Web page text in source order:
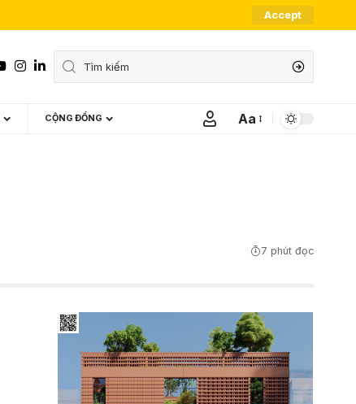
Accept
CỘNG ĐỒNG
Font
Aa
7 phút đọc